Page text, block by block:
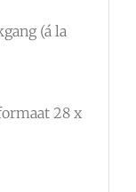
(á la
28 x